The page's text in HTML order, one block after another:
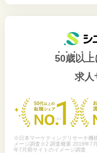
50歳以上
求人
※日本マーケティングリサーチ機
メージ調査※2 調査概要:2019年7
年7月期サイトのイメージ調査